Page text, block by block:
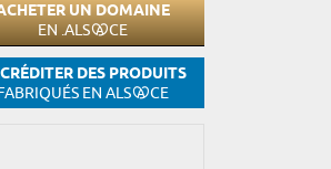
UN DOMAINE
EN .ALS CE
DES PRODUITS
EN ALS CE